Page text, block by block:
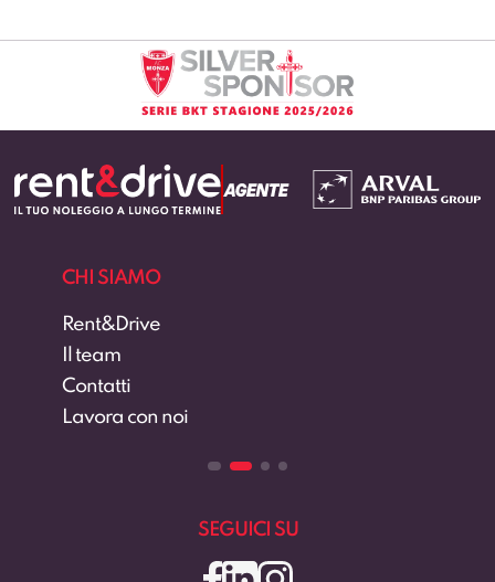
CHI SIAMO
Rent&Drive
Il team
Contatti
Lavora con noi
SEGUICI SU